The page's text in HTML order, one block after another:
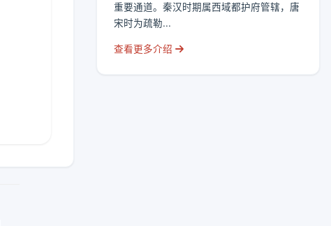
重要通道。秦汉时期属西域都护府管辖，唐
宋时为疏勒...
查看更多介绍